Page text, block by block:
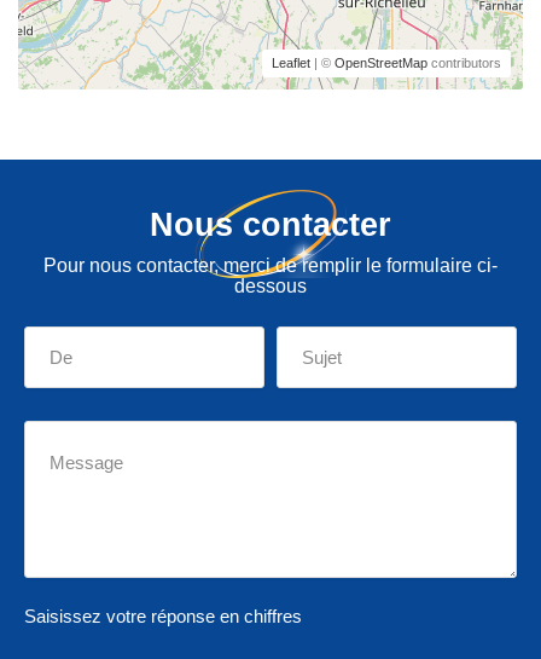
Leaflet | © OpenStreetMap contributors
Nous contacter
Pour nous contacter, merci de remplir le formulaire ci-
dessous
Saisissez votre réponse en chiffres